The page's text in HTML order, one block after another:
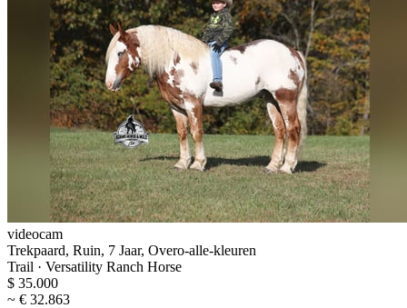
videocam
Trekpaard, Ruin, 7 Jaar, Overo-alle-kleuren
Trail · Versatility Ranch Horse
$ 35.000
~ € 32.863